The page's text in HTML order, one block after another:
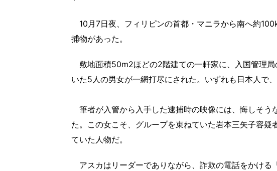
10月7日夜、フィリピンの首都・マニラから南へ約
捕物があった。
敷地面積50m2ほどの2階建ての一軒家に、入国管理
いた5人の男女が一網打尽にされた。いずれも日本人で
筆者が入管から入手した逮捕時の映像には、悔しそう
た。この女こそ、グループを束ねていた岩本三矢子容
ていた人物だ。
アスカはリーダーでありながら、詐欺の電話をかける